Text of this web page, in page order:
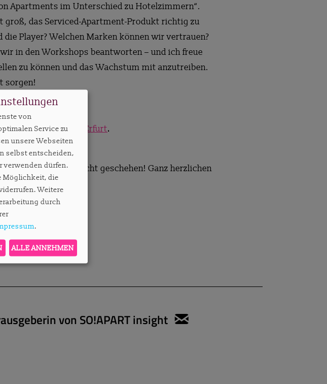
Apartments im Unterschied zu Hotelzimmern“.
groß, das Serviced-Apartment-Produkt richtig zu
Player? Welchen Marken können wir vertrauen?
in den Workshops beantworten – und ich freue
zu können und das Wachstum mit anzutreiben.
sorgen!
Next Days in Erfurt.
wenn noch nicht geschehen! Ganz herzlichen
von SO!APART insight
von
Service zu
unsere Webseiten
selbst entscheiden,
verwenden dürfen.
Möglichkeit, die
Weitere
durch
.
ALLE ANNEHMEN